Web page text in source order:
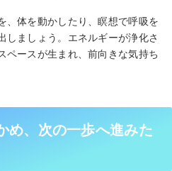
、体を動かしたり、瞑想で呼吸を
しましょう。エネルギーが浄化さ
ペースが生まれ、前向きな気持ち
め、次の一歩へ進みた